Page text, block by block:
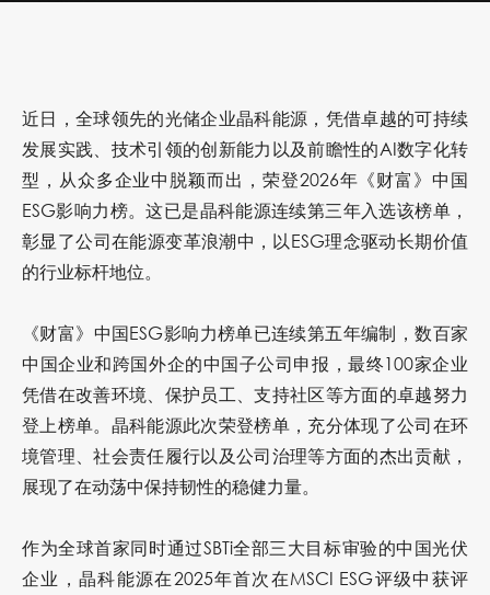
近日，全球领先的光储企业晶科能源，凭借卓越的可持续
发展实践、技术引领的创新能力以及前瞻性的AI数字化转
型，从众多企业中脱颖而出，荣登2026年《财富》中国
ESG影响力榜。这已是晶科能源连续第三年入选该榜单，
彰显了公司在能源变革浪潮中，以ESG理念驱动长期价值
的行业标杆地位。
《财富》中国ESG影响力榜单已连续第五年编制，数百家
中国企业和跨国外企的中国子公司申报，最终100家企业
凭借在改善环境、保护员工、支持社区等方面的卓越努力
登上榜单。晶科能源此次荣登榜单，充分体现了公司在环
境管理、社会责任履行以及公司治理等方面的杰出贡献，
展现了在动荡中保持韧性的稳健力量。
作为全球首家同时通过SBTi全部三大目标审验的中国光伏
企业，晶科能源在2025年首次在MSCI ESG评级中获评